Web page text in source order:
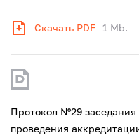
Скачать PDF 1 Mb.
Протокол №29
проведения